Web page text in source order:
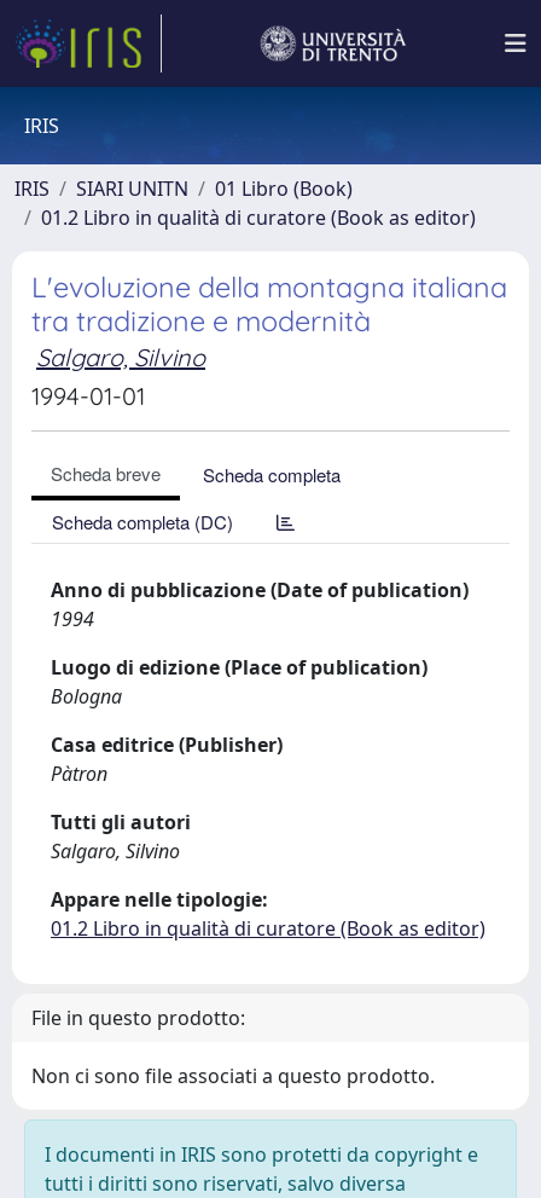
IRIS
IRIS SIARI UNITN
01 Libro (Book)
01.2 Libro in qualità di curatore (Book as editor)
L'evoluzione della montagna italiana
tra tradizione e modernità
Salgaro, Silvino
1994-01-01
Scheda breve
Scheda completa
Scheda completa (DC)
Anno di pubblicazione (Date of publication)
1994
Luogo di edizione (Place of publication)
Bologna
Casa editrice (Publisher)
Pàtron
Tutti gli autori
Salgaro, Silvino
Appare nelle tipologie:
01.2 Libro in qualità di curatore (Book as editor)
File in questo prodotto:
Non ci sono file associati a questo prodotto.
I documenti in IRIS sono protetti da copyright e
tutti i diritti sono riservati, salvo diversa